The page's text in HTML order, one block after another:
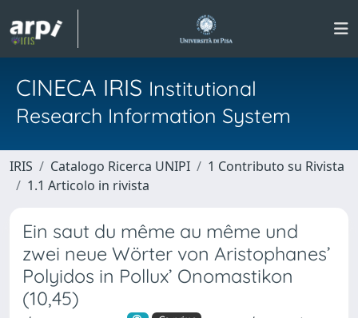
CINECA IRIS Institutional
Research Information System
IRIS Catalogo Ricerca UNIPI
1 Contributo su Rivista
1.1 Articolo in rivista
Ein saut du même au même und
zwei neue Wörter von Aristophanes’
Polyidos in Pollux’ Onomastikon
(10,45)